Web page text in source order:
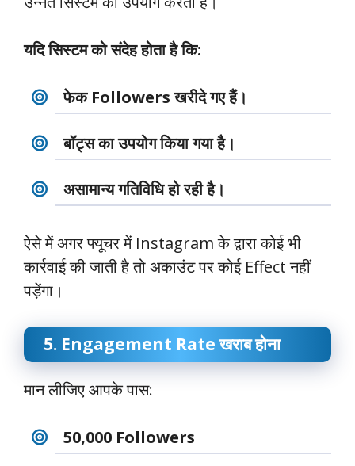
यदि सिस्टम को संदेह होता है कि:
फेक Followers खरीदे गए हैं।
बॉट्स का उपयोग किया गया है।
असामान्य गतिविधि हो रही है।
ऐसे में अगर फ्यूचर में Instagram के द्वारा कोई भी
कार्रवाई की जाती है तो अकाउंट पर कोई Effect नहीं
पड़ेंगा।
5. Engagement Rate खराब होना
मान लीजिए आपके पास:
50,000 Followers